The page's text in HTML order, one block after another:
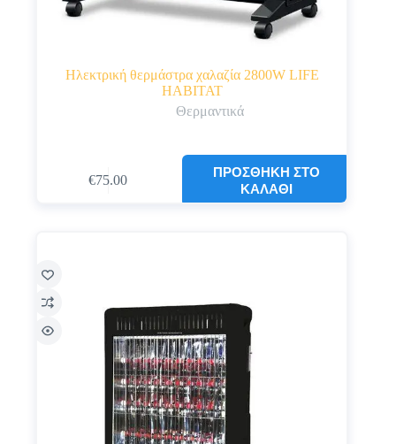
Ηλεκτρική θερμάστρα χαλαζία 2800W LIFE
HABITAT
Θερμαντικά
€75.00
ΠΡΟΣΘΉΚΗ ΣΤΟ
ΚΑΛΆΘΙ